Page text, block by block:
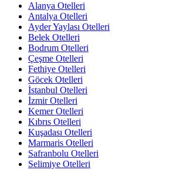
Alanya Otelleri
Antalya Otelleri
Ayder Yaylası Otelleri
Belek Otelleri
Bodrum Otelleri
Çeşme Otelleri
Fethiye Otelleri
Göcek Otelleri
İstanbul Otelleri
İzmir Otelleri
Kemer Otelleri
Kıbrıs Otelleri
Kuşadası Otelleri
Marmaris Otelleri
Safranbolu Otelleri
Selimiye Otelleri